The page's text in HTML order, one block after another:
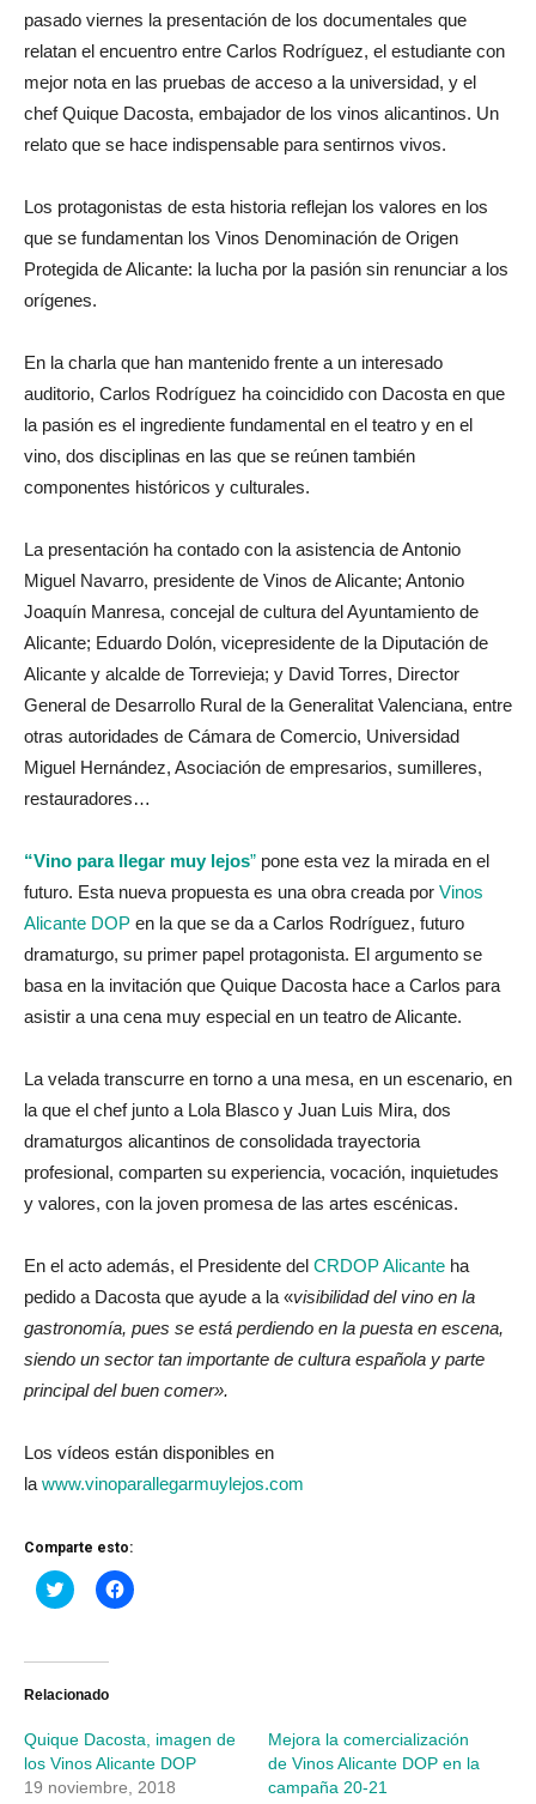
pasado viernes la presentación de los documentales que
relatan el encuentro entre Carlos Rodríguez, el estudiante con
mejor nota en las pruebas de acceso a la universidad, y el
chef Quique Dacosta, embajador de los vinos alicantinos. Un
relato que se hace indispensable para sentirnos vivos.
Los protagonistas de esta historia reflejan los valores en los
que se fundamentan los Vinos Denominación de Origen
Protegida de Alicante: la lucha por la pasión sin renunciar a los
orígenes.
En la charla que han mantenido frente a un interesado
auditorio, Carlos Rodríguez ha coincidido con Dacosta en que
la pasión es el ingrediente fundamental en el teatro y en el
vino, dos disciplinas en las que se reúnen también
componentes históricos y culturales.
La presentación ha contado con la asistencia de Antonio
Miguel Navarro, presidente de Vinos de Alicante; Antonio
Joaquín Manresa, concejal de cultura del Ayuntamiento de
Alicante; Eduardo Dolón, vicepresidente de la Diputación de
Alicante y alcalde de Torrevieja; y David Torres, Director
General de Desarrollo Rural de la Generalitat Valenciana, entre
otras autoridades de Cámara de Comercio, Universidad
Miguel Hernández, Asociación de empresarios, sumilleres,
restauradores…
“Vino para llegar muy lejos” pone esta vez la mirada en el
futuro. Esta nueva propuesta es una obra creada por Vinos
Alicante DOP en la que se da a Carlos Rodríguez, futuro
dramaturgo, su primer papel protagonista. El argumento se
basa en la invitación que Quique Dacosta hace a Carlos para
asistir a una cena muy especial en un teatro de Alicante.
La velada transcurre en torno a una mesa, en un escenario, en
la que el chef junto a Lola Blasco y Juan Luis Mira, dos
dramaturgos alicantinos de consolidada trayectoria
profesional, comparten su experiencia, vocación, inquietudes
y valores, con la joven promesa de las artes escénicas.
En el acto además, el Presidente del CRDOP Alicante ha
pedido a Dacosta que ayude a la «visibilidad del vino en la
gastronomía, pues se está perdiendo en la puesta en escena,
siendo un sector tan importante de cultura española y parte
principal del buen comer».
Los vídeos están disponibles en
la www.vinoparallegarmuylejos.com
Comparte esto:
Haz
clic
Twitter
abre
ventana
nueva)
Haz
clic
ventana
nueva)
Relacionado
Quique Dacosta, imagen de
los Vinos Alicante DOP
19 noviembre, 2018
Mejora la comercialización
de Vinos Alicante DOP en la
campaña 20-21